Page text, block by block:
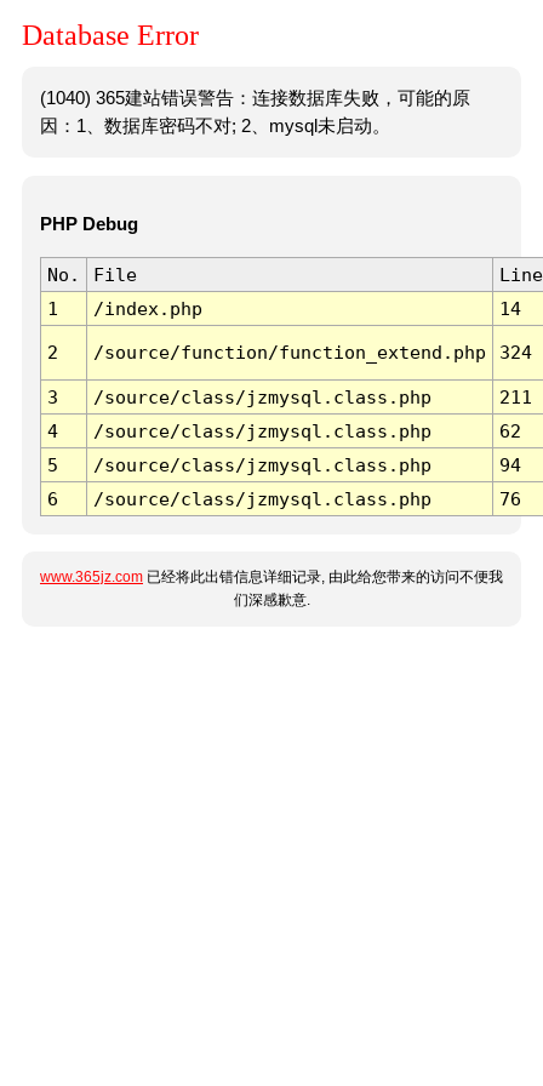
Database Error
(1040) 365建站错误警告：连接数据库失败，可能的原
因：1、数据库密码不对; 2、mysql未启动。
PHP Debug
No. File
Line
1
/index.php 14
2 /source/function/function_extend.php 324
3 /source/class/jzmysql.class.php
211
4
/source/class/jzmysql.class.php
62
5
/source/class/jzmysql.class.php
94
6
/source/class/jzmysql.class.php 76
www.365jz.com 已经将此出错信息详细记录, 由此给您带来的访问不便我
们深感歉意.